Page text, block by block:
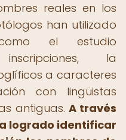
reales en los
han utilizado
el estudio
la
a caracteres
con lingüistas
antiguas. A través
logrado identificar